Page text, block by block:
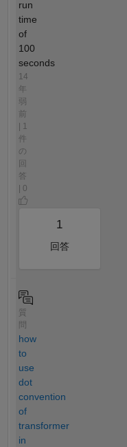
run
time
of
100
seconds
14
年
弱
前
| 1
件
の
回
答
| 0
1
回答
質
how
to
use
dot
convention
of
transformer
in